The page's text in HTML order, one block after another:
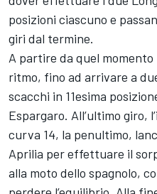
posizioni ciascuno e
giri dal termine.
A partire da quel
ritmo, fino ad arrivare a
scacchi in 11esima
Espargaro. All’ultimo giro,
curva 14, la penultimo,
Aprilia per effettuare il
alla moto dello spagnolo,